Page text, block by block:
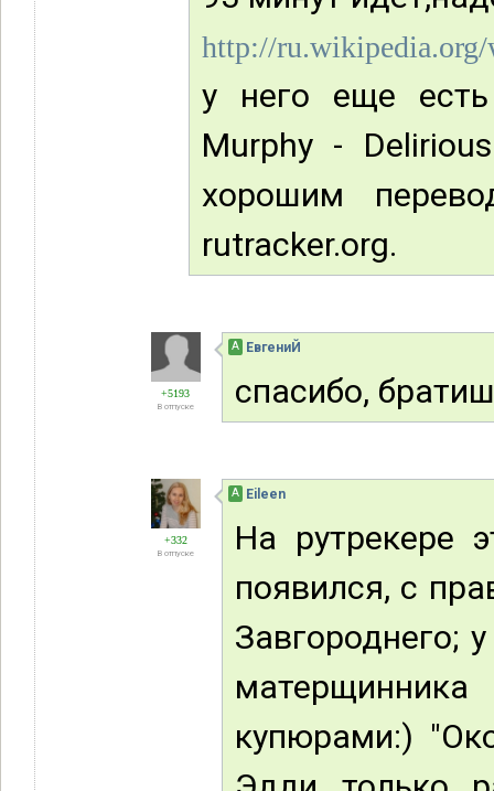
http://
у него еще
Murphy -
хорошим
rutracker.org.
+5193
В отпуске
А ЕвгениЙ
спасибо,
+332
В отпуске
А Eileen
На рутрекере
появился, с
Завгороднего;
купюрами:)